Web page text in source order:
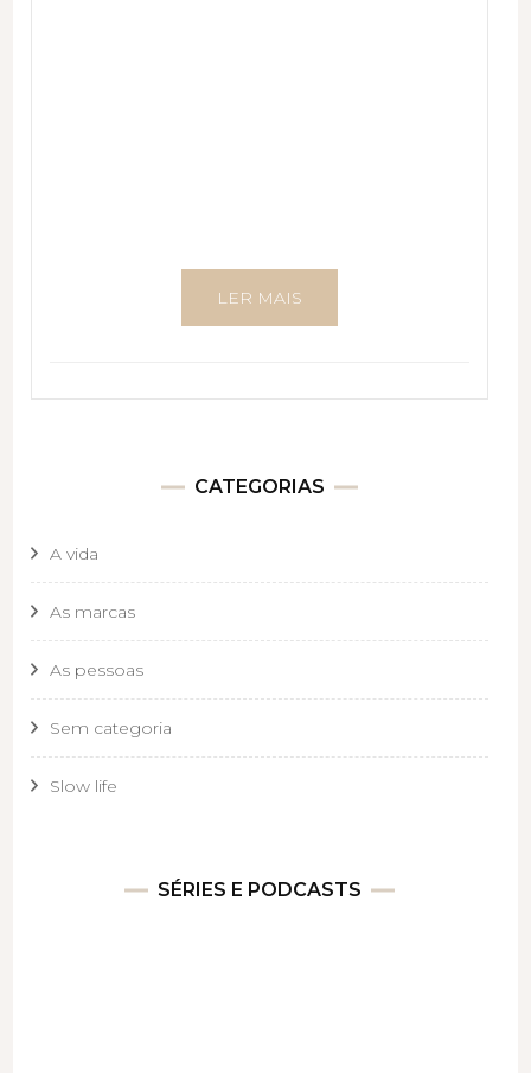
LER MAIS
CATEGORIAS
A vida
As marcas
As pessoas
Sem categoria
Slow life
SÉRIES E PODCASTS